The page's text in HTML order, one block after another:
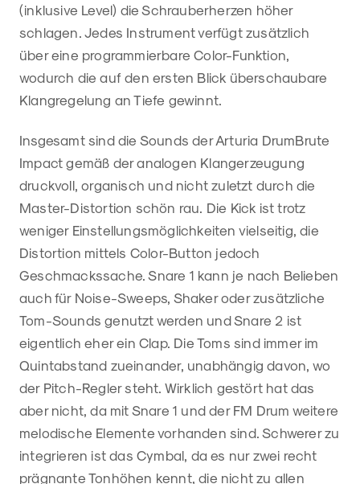
(inklusive Level) die Schrauberherzen höher
schlagen. Jedes Instrument verfügt zusätzlich
über eine programmierbare Color-Funktion,
wodurch die auf den ersten Blick überschaubare
Klangregelung an Tiefe gewinnt.
Insgesamt sind die Sounds der Arturia DrumBrute
Impact gemäß der analogen Klangerzeugung
druckvoll, organisch und nicht zuletzt durch die
Master-Distortion schön rau. Die Kick ist trotz
weniger Einstellungsmöglichkeiten vielseitig, die
Distortion mittels Color-Button jedoch
Geschmackssache. Snare 1 kann je nach Belieben
auch für Noise-Sweeps, Shaker oder zusätzliche
Tom-Sounds genutzt werden und Snare 2 ist
eigentlich eher ein Clap. Die Toms sind immer im
Quintabstand zueinander, unabhängig davon, wo
der Pitch-Regler steht. Wirklich gestört hat das
aber nicht, da mit Snare 1 und der FM Drum weitere
melodische Elemente vorhanden sind. Schwerer zu
integrieren ist das Cymbal, da es nur zwei recht
prägnante Tonhöhen kennt, die nicht zu allen